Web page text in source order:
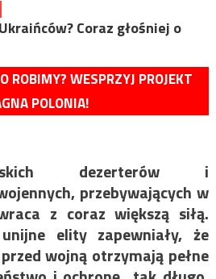
Coraz głośniej o
ROBIMY? WESPRZYJ PROJEKT
POLONIA!
dezerterów i
przebywających w
z coraz większą siłą.
elity zapewniały, że
wojną otrzymają pełne